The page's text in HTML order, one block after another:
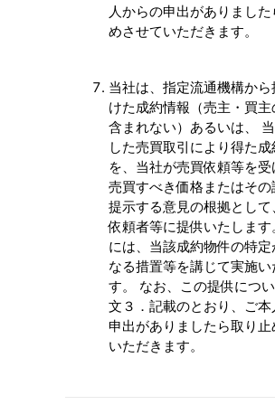
人からの申出がありまし
めさせていただきます。
当社は、指定流通機構から
けた成約情報（売主・買主
含まれない）あるいは、
した売買取引により得た成
を、当社が売買依頼等を
売買すべき価格またはその
提示する意見の根拠とし
依頼者等に提供いたしま
には、当該成約物件の特定
なる措置等を講じて実施い
す。 なお、この提供につ
文３．記載のとおり、ご
申出がありましたら取り止
いただきます。